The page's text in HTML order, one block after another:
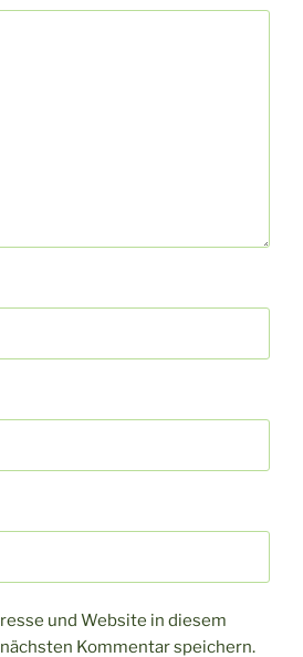
und Website in diesem
Kommentar speichern.